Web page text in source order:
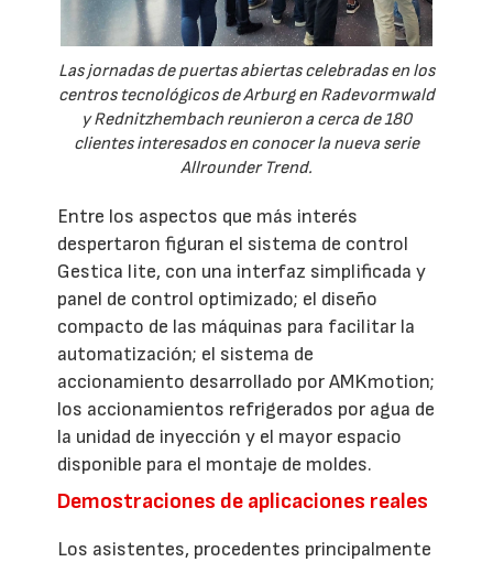
Las jornadas de puertas abiertas celebradas en los
centros tecnológicos de Arburg en Radevormwald
y Rednitzhembach reunieron a cerca de 180
clientes interesados en conocer la nueva serie
Allrounder Trend.
Entre los aspectos que más interés
despertaron figuran el sistema de control
Gestica lite, con una interfaz simplificada y
panel de control optimizado; el diseño
compacto de las máquinas para facilitar la
automatización; el sistema de
accionamiento desarrollado por AMKmotion;
los accionamientos refrigerados por agua de
la unidad de inyección y el mayor espacio
disponible para el montaje de moldes.
Demostraciones de aplicaciones reales
Los asistentes, procedentes principalmente